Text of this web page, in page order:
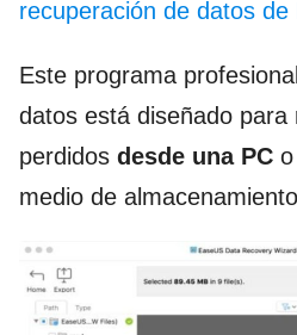
recuperación de datos de
Este programa
datos está diseñado para
perdidos desde una PC
medio de